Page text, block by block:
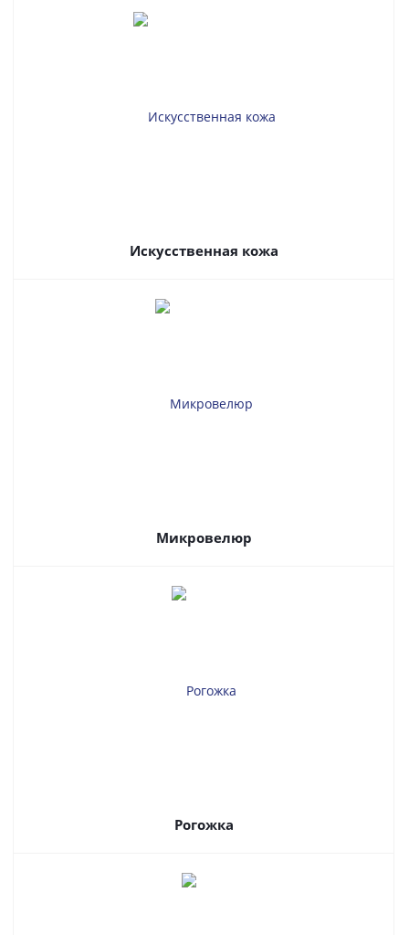
Искусственная кожа
Микровелюр
Рогожка